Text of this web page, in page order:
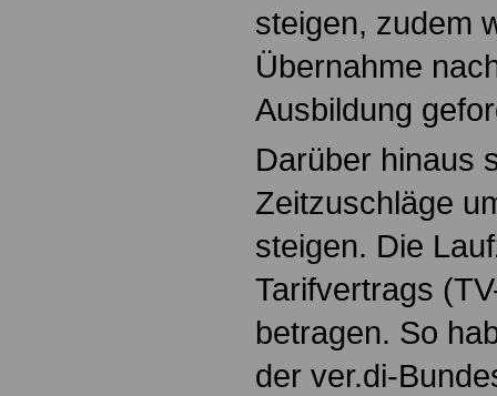
steigen, zudem
Übernahme
Ausbildung
Darüber hinaus
Zeitzuschläge
steigen. Die
Tarifvertrags
betragen. So
der ver.di-